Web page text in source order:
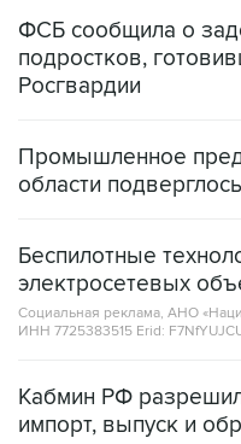
ФСБ сообщила о
подростков,
Росгвардии
Промышленное
области
Беспилотные
электросетевых
Социальная реклама, АНО
ИНН 7725383515 Erid:
Кабмин РФ
импорт, выпуск и